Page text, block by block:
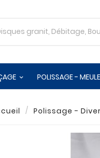
POLISSAGE -
Polissage -